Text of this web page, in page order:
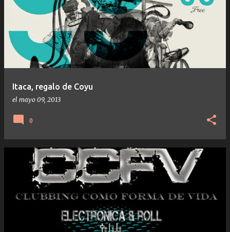
Itaca, regalo de Coyu
el mayo 09, 2013
0